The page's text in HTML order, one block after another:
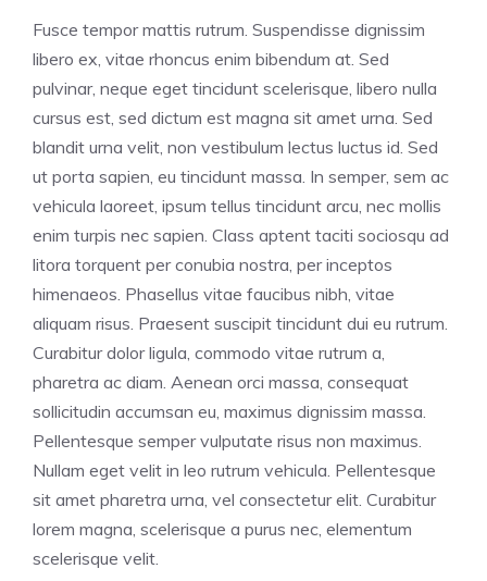
Fusce tempor mattis rutrum. Suspendisse dignissim
libero ex, vitae rhoncus enim bibendum at. Sed
pulvinar, neque eget tincidunt scelerisque, libero nulla
cursus est, sed dictum est magna sit amet urna. Sed
blandit urna velit, non vestibulum lectus luctus id. Sed
ut porta sapien, eu tincidunt massa. In semper, sem ac
vehicula laoreet, ipsum tellus tincidunt arcu, nec mollis
enim turpis nec sapien. Class aptent taciti sociosqu ad
litora torquent per conubia nostra, per inceptos
himenaeos. Phasellus vitae faucibus nibh, vitae
aliquam risus. Praesent suscipit tincidunt dui eu rutrum.
Curabitur dolor ligula, commodo vitae rutrum a,
pharetra ac diam. Aenean orci massa, consequat
sollicitudin accumsan eu, maximus dignissim massa.
Pellentesque semper vulputate risus non maximus.
Nullam eget velit in leo rutrum vehicula. Pellentesque
sit amet pharetra urna, vel consectetur elit. Curabitur
lorem magna, scelerisque a purus nec, elementum
scelerisque velit.